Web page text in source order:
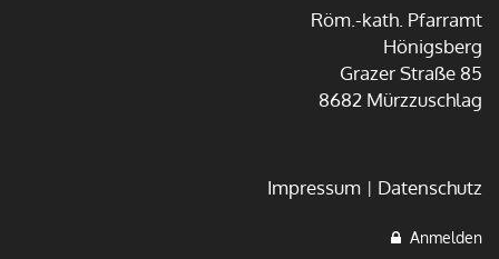
Röm.-kath. Pfarramt
Hönigsberg
Grazer Straße 85
8682 Mürzzuschlag
Impressum Datenschutz
Anmelden